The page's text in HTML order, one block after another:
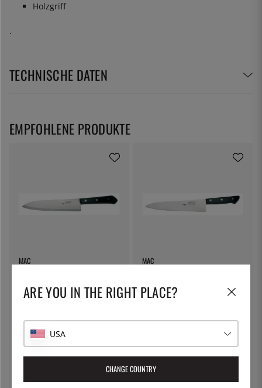
Holzgriff
.
TECHNISCHE DATEN
MAC
163 €
MAC
- Mac
126 €
EMPFOHLENE PRODUKTE
ARE YOU IN THE RIGHT PLACE?
USA
CHANGE COUNTRY